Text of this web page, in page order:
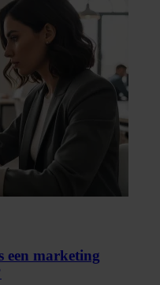
een marketing